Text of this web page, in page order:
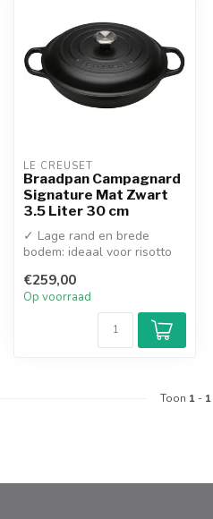
LE CREUSET
Braadpan Campagnard
Signature Mat Zwart
3.5 Liter 30 cm
✓ Lage rand en brede
bodem: ideaal voor risotto
✓ Zwart emaill...
€259,00
Op voorraad
Toon 1 - 1